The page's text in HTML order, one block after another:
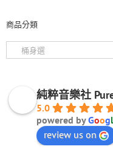
商品分類
純粹音樂社
5.0
powered byGoogl
review us on